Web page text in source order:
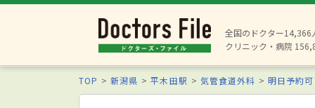
全国のドクター14,366
クリニック・病院
TOP 新潟県 平木田駅 気管食道外科 明日予約可